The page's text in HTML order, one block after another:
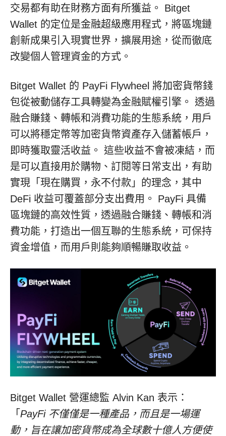
交易都有助在財務方面有所獲益。 Bitget
Wallet 的定位是金融超級應用程式，將區塊鏈
創新成果引入現實世界，擴展用途，從而徹底
改變個人管理資金的方式。
Bitget Wallet 的 PayFi Flywheel 將加密貨幣錢
包從被動儲存工具轉變為金融賦權引擎。 透過
融合賺錢、轉帳和消費功能的生態系統，用戶
可以將穩定幣等加密貨幣資產存入儲蓄帳戶，
即時獲取靈活收益。 這些收益不會被凍結，而
是可以直接用於購物、訂閱等日常支出，有助
實現「現在購買，永不付款」的理念，其中
DeFi 收益可覆蓋部分支出費用。 PayFi 具備
區塊鏈的高效性質，透過融合賺錢、轉帳和消
費功能，打造出一個互聯的生態系統，可保持
資金增值，而用戶則能夠順暢賺取收益。
Bitget Wallet 營運總監 Alvin Kan 表示：
「 PayFi 不僅僅是一種產品，而且是一場運
動，旨在讓加密貨幣成為全球數十億人方便使